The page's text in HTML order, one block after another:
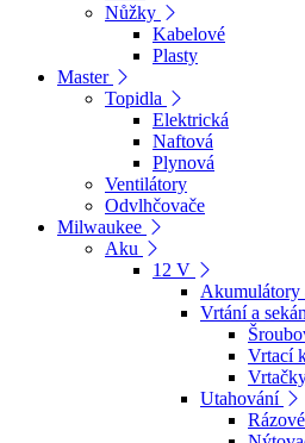
Nůžky
Kabelové
Plasty
Master
Topidla
Elektrická
Naftová
Plynová
Ventilátory
Odvlhčovače
Milwaukee
Aku
12 V
Akumulátory
Vrtání a
Vrtací
Utahování